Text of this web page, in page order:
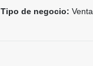
Tipo de negocio: Venta